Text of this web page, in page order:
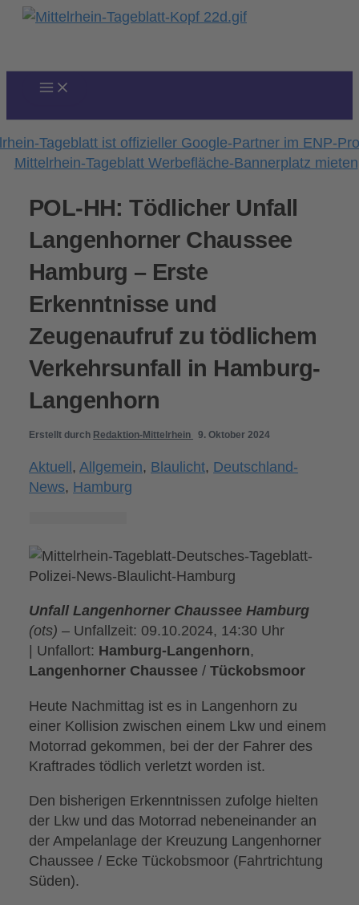
Zum
POL-HH: Tödlicher Unfall
Langenhorner Chaussee
Hamburg – Erste
Erkenntnisse und
Zeugenaufruf zu tödlichem
Verkehrsunfall in Hamburg-
Langenhorn
Erstellt durch Redaktion-Mittelrhein 9. Oktober 2024
Aktuell,Allgemein, Blaulicht, Deutschland-
News, Hamburg
Unfall Langenhorner Chaussee Hamburg
(ots) – Unfallzeit: 09.10.2024, 14:30 Uhr
| Unfallort: Hamburg-Langenhorn,
Langenhorner Chaussee /Tückobsmoor
Heute Nachmittag ist es in Langenhorn zu
einer Kollision zwischen einem Lkw und einem
Motorrad gekommen, bei der der Fahrer des
Kraftrades tödlich verletzt worden ist.
Den bisherigen Erkenntnissen zufolge hielten
der Lkw und das Motorrad nebeneinander an
der Ampelanlage der Kreuzung Langenhorner
Chaussee / Ecke Tückobsmoor (Fahrtrichtung
Süden).